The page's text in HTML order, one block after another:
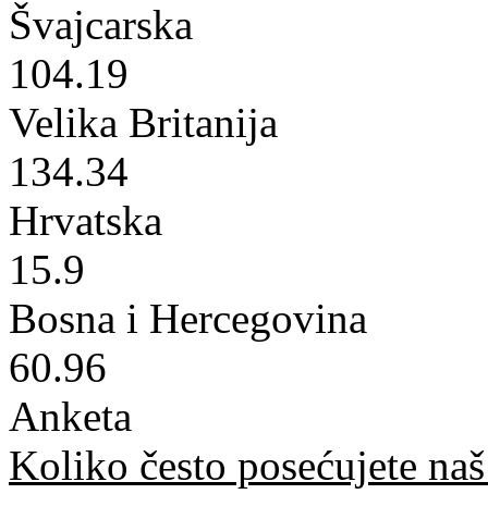
Švajcarska
104.19
Velika Britanija
134.34
Hrvatska
15.9
Bosna i Hercegovina
60.96
Anketa
Koliko često posećujete